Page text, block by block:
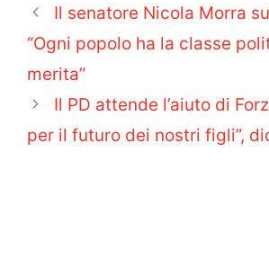
Il senatore Nicola Morra
“Ogni popolo ha la classe
merita”
Il PD attende l’aiuto di
per il futuro dei nostri figli”,